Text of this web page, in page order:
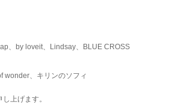
、by loveit、Lindsay、BLUE CROSS
wonder、キリンのソフィ
上げます。